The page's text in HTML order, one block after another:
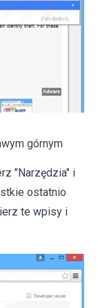
górnym
"Narzędzia" i
ostatnio
te wpisy i